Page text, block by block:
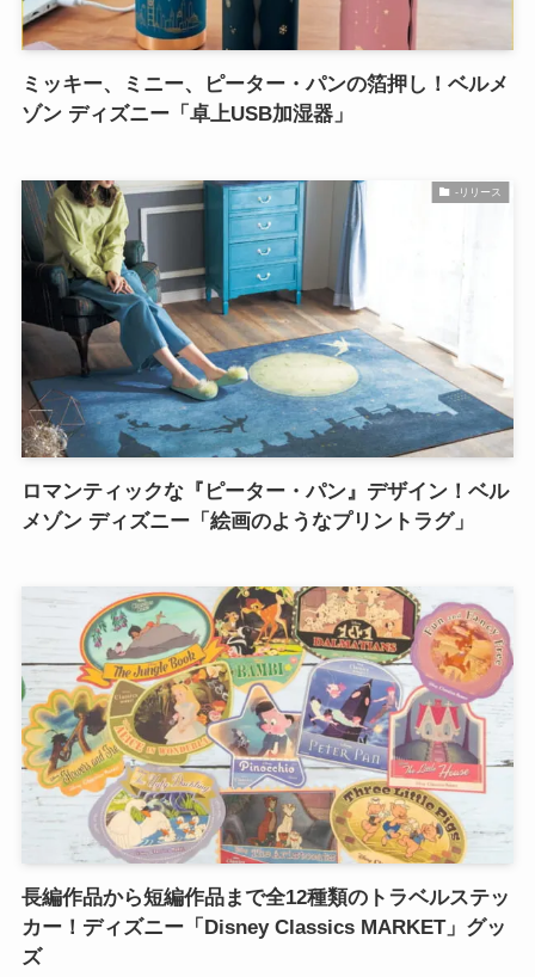
ミッキー、ミニー、ピーター・パンの箔押し！ベルメ
ゾン ディズニー「卓上USB加湿器」
-リリース
ロマンティックな『ピーター・パン』デザイン！ベル
メゾン ディズニー「絵画のようなプリントラグ」
長編作品から短編作品まで全12種類のトラベルステッ
カー！ディズニー「Disney Classics MARKET」グッ
ズ